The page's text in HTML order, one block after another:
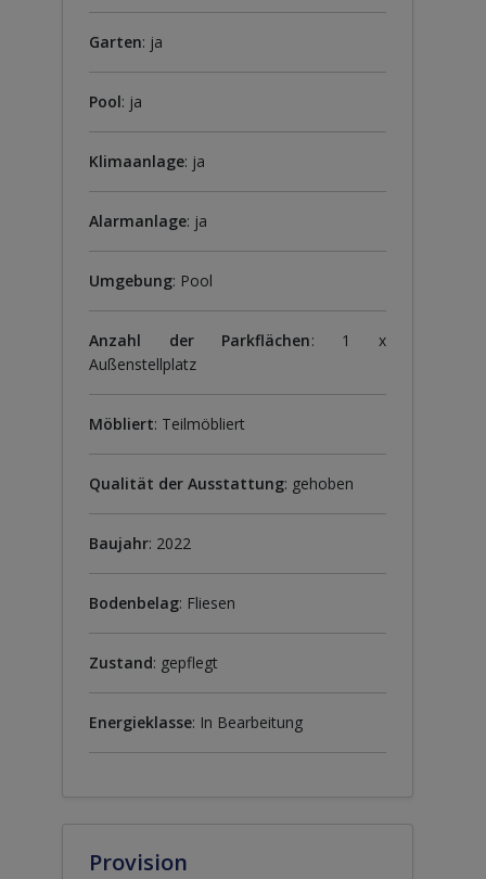
Garten: ja
Pool: ja
Klimaanlage: ja
Alarmanlage: ja
Umgebung: Pool
Anzahl der Parkflächen: 1 x
Außenstellplatz
Möbliert: Teilmöbliert
Qualität der Ausstattung: gehoben
Baujahr: 2022
Bodenbelag: Fliesen
Zustand: gepflegt
Energieklasse: In Bearbeitung
Provision